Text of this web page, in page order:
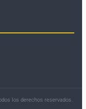
los derechos reservados.